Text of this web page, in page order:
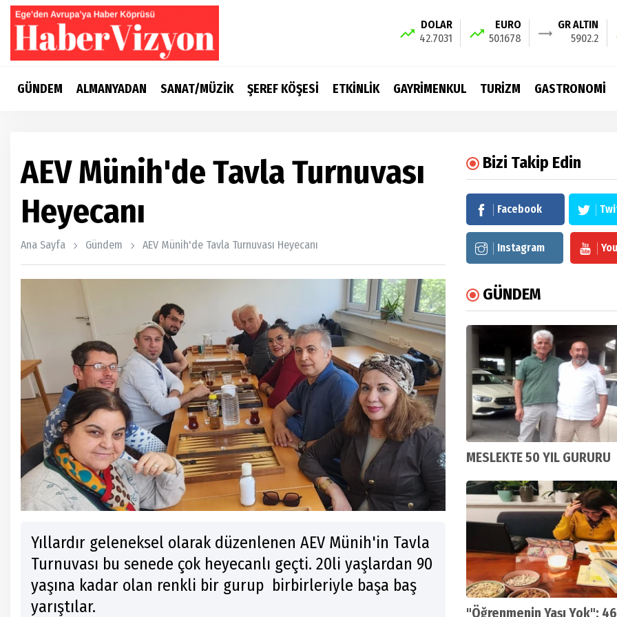
DOLAR
42.7031
EURO
50.1678
GR ALTIN
5902.2
GÜNDEM ALMANYADAN SANAT/MÜZİK ŞEREF KÖŞESİ ETKİNLİK GAYRİMENKUL TURİZM GASTRONOMİ
AEV Münih'de Tavla Turnuvası
Heyecanı
Ana Sayfa Gündem AEV Münih'de Tavla Turnuvası Heyecanı
Yıllardır geleneksel olarak düzenlenen AEV Münih'in Tavla
Turnuvası bu senede çok heyecanlı geçti. 20li yaşlardan 90
yaşına kadar olan renkli bir gurup birbirleriyle başa baş
yarıştılar.
Bizi Takip Edin
Facebook
Instagram
GÜNDEM
MESLEKTE 50 YIL GURURU
"Öğrenmenin Yaşı Yok": 46